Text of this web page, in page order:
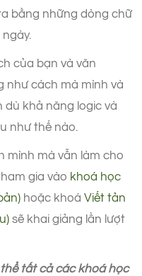
bằng những dòng chữ
của bạn và văn
như cách mà mình và
khả năng logic và
như thế nào.
mình mà vẫn làm cho
gia vào khoá học
hoặc khoá Viết tản
sẽ khai giảng lần lượt
tất cả các khoá học